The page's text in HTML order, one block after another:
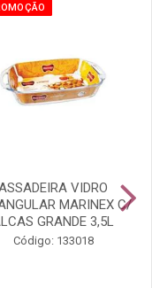
VIDRO
MARINEX C/
GRANDE 3,5L
Código: 133018